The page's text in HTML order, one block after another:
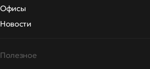
Офисы
Новости
Полезное